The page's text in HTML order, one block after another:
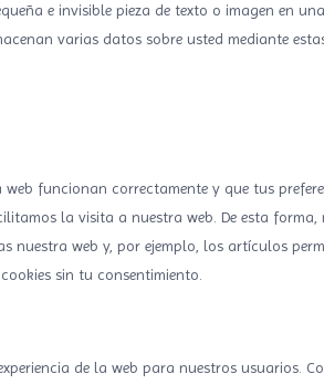
e invisible pieza de texto o imagen en
varias datos sobre usted mediante
funcionan correctamente y que tus
la visita a nuestra web. De esta
nuestra web y, por ejemplo, los artículos
sin tu consentimiento.
de la web para nuestros usuarios.